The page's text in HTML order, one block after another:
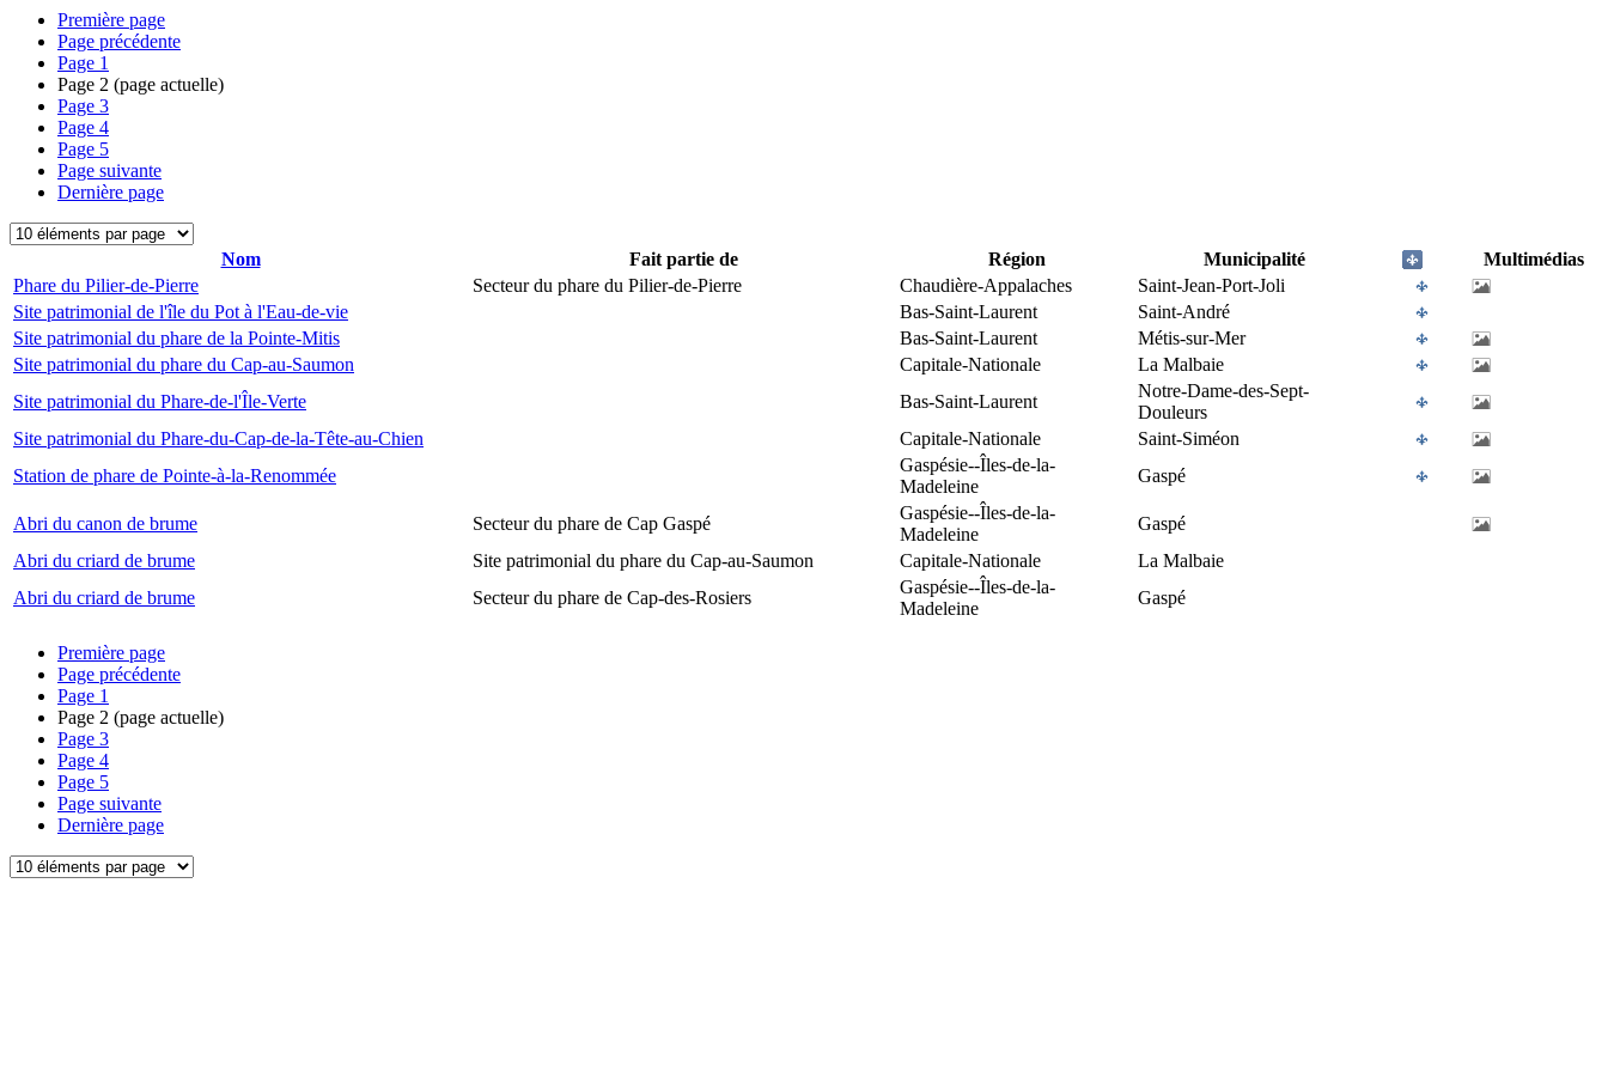
Première page
Page précédente
Page 1
Page 2 (page actuelle)
Page 3
Page 4
Page 5
Page suivante
Dernière page
Nom Fait partie de Région Municipalité
Multimédias
Phare du Pilier-de-Pierre
Secteur du phare du Pilier-de-Pierre Chaudière-Appalaches
Saint-Jean-Port-Joli
Site patrimonial de l'île du Pot à l'Eau-de-vie
Bas-Saint-Laurent
Saint-André
Site patrimonial du phare de la Pointe-Mitis
Bas-Saint-Laurent
Métis-sur-Mer
Site patrimonial du phare du Cap-au-Saumon
Capitale-Nationale
La Malbaie
Site patrimonial du Phare-de-l'Île-Verte
Bas-Saint-Laurent
Notre-Dame-des-Sept-
Douleurs
Site patrimonial du Phare-du-Cap-de-la-Tête-au-Chien
Capitale-Nationale
Saint-Siméon
Station de phare de Pointe-à-la-Renommée
Gaspésie--Îles-de-la-
Madeleine
Gaspé
Abri du canon de brume Secteur du phare de Cap Gaspé
Gaspésie--Îles-de-la-
Madeleine
Gaspé
Abri du criard de brume
Site patrimonial du phare du Cap-au-Saumon Capitale-Nationale
La Malbaie
Abri du criard de brume
Secteur du phare de Cap-des-Rosiers
Gaspésie--Îles-de-la-
Madeleine
Gaspé
Première page
Page précédente
Page 1
Page 2 (page actuelle)
Page 3
Page 4
Page 5
Page suivante
Dernière page